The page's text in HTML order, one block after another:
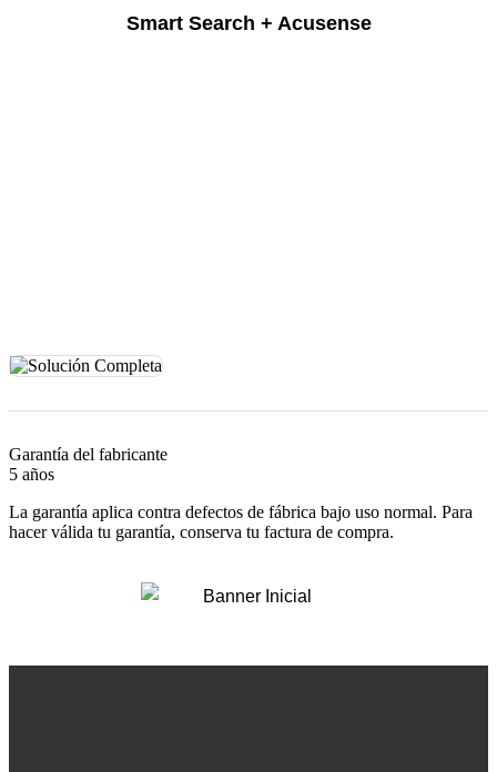
Smart Search + Acusense
Garantía del fabricante
5 años
La garantía aplica contra defectos de fábrica bajo uso normal. Para
hacer válida tu garantía, conserva tu factura de compra.